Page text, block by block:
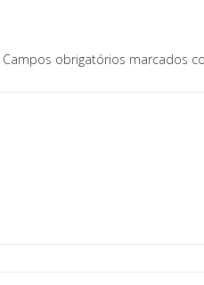
Campos obrigatórios marcados